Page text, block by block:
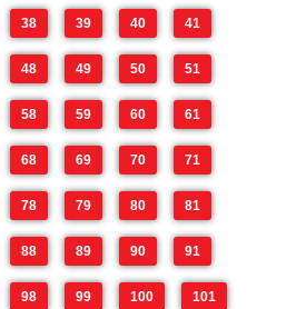
38 39 40 41
48 49 50 51
58 59 60 61
68 69 70 71
78 79 80 81
88 89 90 91
98 99 100 101